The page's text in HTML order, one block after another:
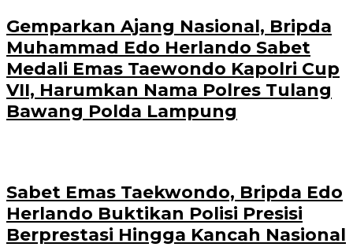
Gemparkan Ajang Nasional, Bripda
Muhammad Edo Herlando Sabet
Medali Emas Taewondo Kapolri Cup
VII, Harumkan Nama Polres Tulang
Bawang Polda Lampung
Sabet Emas Taekwondo, Bripda Edo
Herlando Buktikan Polisi Presisi
Berprestasi Hingga Kancah Nasional